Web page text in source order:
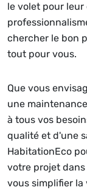
le volet pour
chercher le bon
tout pour vous.
Que vous
une
à tous vos
qualité et d'une
HabitationEco
votre projet dans
vous simplifier